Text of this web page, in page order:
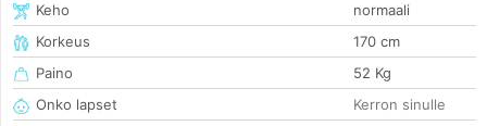
Keho
normaali
Korkeus
170 cm
Paino
52 Kg
Onko lapset
Kerron sinulle